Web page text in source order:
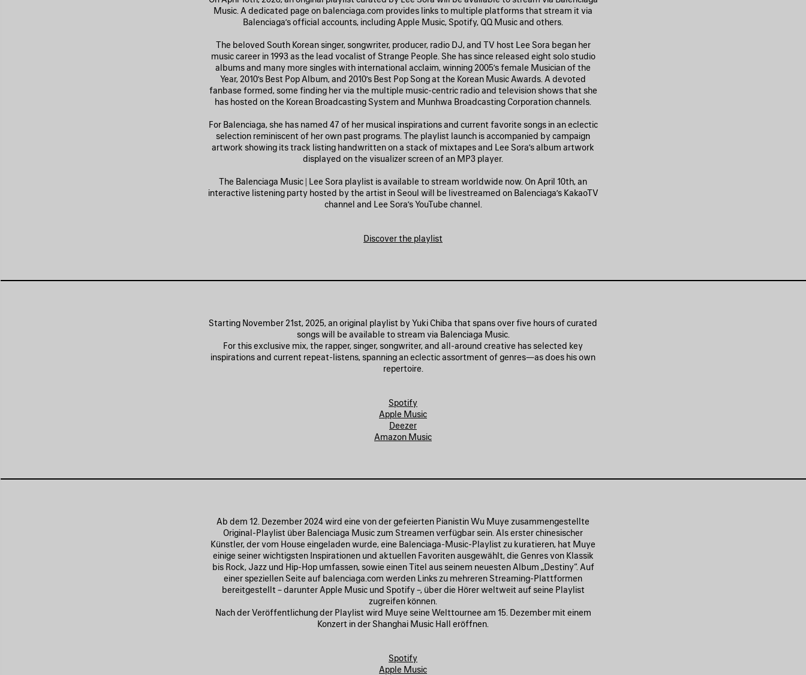
Music. A dedicated page on balenciaga.com provides links to multiple platforms that stream it via
Balenciaga’s official accounts, including Apple Music, Spotify, QQ Music and others.
The beloved South Korean singer, songwriter, producer, radio DJ, and TV host Lee Sora began her
music career in 1993 as the lead vocalist of Strange People. She has since released eight solo studio
albums and many more singles with international acclaim, winning 2005’s female Musician of the
Year, 2010’s Best Pop Album, and 2010’s Best Pop Song at the Korean Music Awards. A devoted
fanbase formed, some finding her via the multiple music-centric radio and television shows that she
has hosted on the Korean Broadcasting System and Munhwa Broadcasting Corporation channels.
For Balenciaga, she has named 47 of her musical inspirations and current favorite songs in an eclectic
selection reminiscent of her own past programs. The playlist launch is accompanied by campaign
artwork showing its track listing handwritten on a stack of mixtapes and Lee Sora’s album artwork
displayed on the visualizer screen of an MP3 player.
The Balenciaga Music | Lee Sora playlist is available to stream worldwide now. On April 10th, an
interactive listening party hosted by the artist in Seoul will be livestreamed on Balenciaga’s KakaoTV
channel and Lee Sora’s YouTube channel.
Discover the playlist
Starting November 21st, 2025, an original playlist by Yuki Chiba that spans over five hours of curated
songs will be available to stream via Balenciaga Music.
For this exclusive mix, the rapper, singer, songwriter, and all-around creative has selected key
inspirations and current repeat-listens, spanning an eclectic assortment of genres—as does his own
repertoire.
Spotify
Apple Music
Deezer
Amazon Music
Ab dem 12. Dezember 2024 wird eine von der gefeierten Pianistin Wu Muye zusammengestellte
Original-Playlist über Balenciaga Music zum Streamen verfügbar sein. Als erster chinesischer
Künstler, der vom House eingeladen wurde, eine Balenciaga-Music-Playlist zu kuratieren, hat Muye
einige seiner wichtigsten Inspirationen und aktuellen Favoriten ausgewählt, die Genres von Klassik
bis Rock, Jazz und Hip-Hop umfassen, sowie einen Titel aus seinem neuesten Album „Destiny“. Auf
einer speziellen Seite auf balenciaga.com werden Links zu mehreren Streaming-Plattformen
bereitgestellt – darunter Apple Music und Spotify –, über die Hörer weltweit auf seine Playlist
zugreifen können.
Nach der Veröffentlichung der Playlist wird Muye seine Welttournee am 15. Dezember mit einem
Konzert in der Shanghai Music Hall eröffnen.
Spotify
Apple Music